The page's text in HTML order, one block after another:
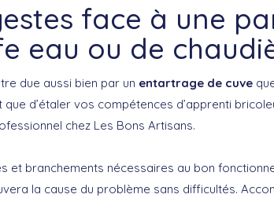
face à une
eau ou de
due aussi bien par un entartrage de cuve
d’étaler vos compétences d’apprenti
chez Les Bons Artisans.
et branchements nécessaires au bon
la cause du problème sans difficultés.